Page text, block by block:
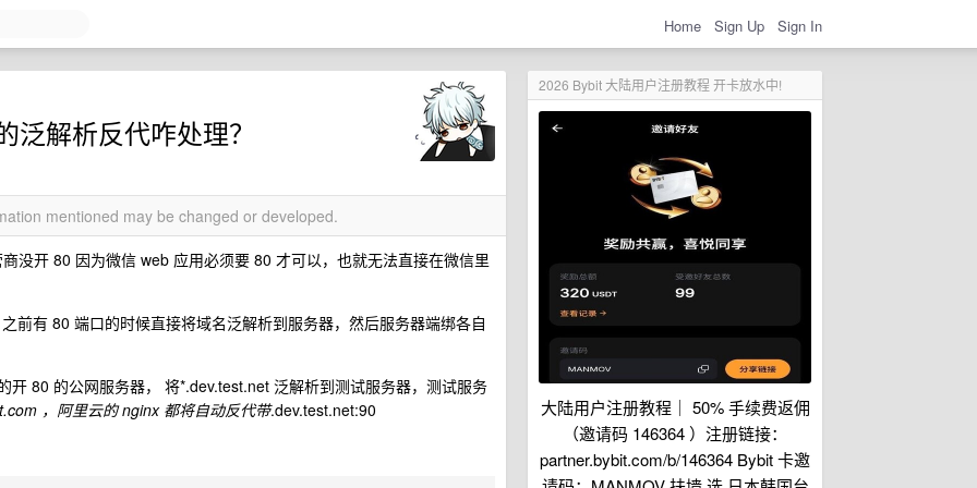
Home Sign Up Sign In
2026 Bybit 大陆用户注册教程 开卡放水中!
大陆用户注册教程｜ 50% 手续费返佣
（邀请码 146364 ）注册链接：
partner.bybit.com/b/146364 Bybit 卡邀
解析反代咋处理？
mentioned may be changed or developed.
没开 80 因为微信 web 应用必须要 80 才可以，也就无法直接在微信里
前有 80 端口的时候直接将域名泛解析到服务器，然后服务器端绑各自
开 80 的公网服务器， 将*.dev.test.net 泛解析到测试服务器，测试服务
，阿里云的 nginx 都将自动反代带.dev.test.net:90